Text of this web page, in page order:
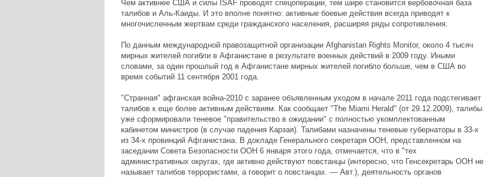
Чем активнее США и силы ISAF проводят спецоперации, тем шире становится вербовочная база
талибов и Аль-Каиды. И это вполне понятно: активные боевые действия всегда приводят к
многочисленным жертвам среди гражданского населения, расширяя ряды сопротивления.
По данным международной правозащитной организации Afghanistan Rights Monitor, около 4 тысяч
мирных жителей погибли в Афганистане в результате военных действий в 2009 году. Иными
словами, за один прошлый год в Афганистане мирных жителей погибло больше, чем в США во
время событий 11 сентября 2001 года.
"Странная" афганская война-2010 с заранее объявленным уходом в начале 2011 года подстегивает
талибов к еще более активным действиям. Как сообщает "The Miami Herald" (от 29.12.2009), талибы
уже сформировали теневое "правительство в ожидании" с полностью укомплектованным
кабинетом министров (в случае падения Карзая). Талибами назначены теневые губернаторы в 33-х
из 34-х провинций Афганистана. В докладе Генерального секретаря ООН, представленном на
заседании Совета Безопасности ООН 6 января этого года, отмечается, что в "тех
административных округах, где активно действуют повстанцы (интересно, что Генсекретарь ООН не
называет талибов террористами, а говорит о повстанцах. — Авт.), деятельность органов